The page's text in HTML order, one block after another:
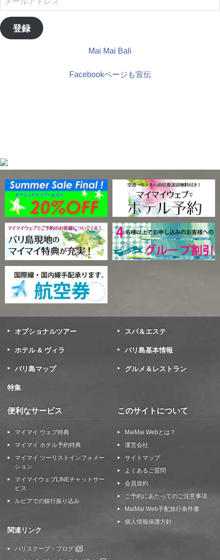
ル
ア
登録
Mai Mai Bali
Facebookページも宣伝
オプショナルツアー スパ＆エステ
ホテル & ヴィラ バリ島基本情報
バリ島マップ グルメ＆レストラン
特集
便利なサービス
マイマイ ウェブ特典
マイマイ ホテル予約特典
マイマイ ツーリストインフォメー
ション
マイマイウェブLINEチャットサー
ビス
ルピアでの銀行振り込み
このサイトについて
MaiMai Webとは？
運営会社
サイトマップ
よくあるご質問
会員規約
ご予約にあたってのご注意事項
MaiMai Web手配旅行条件書
個人情報保護方針
関連リンク
バリスクープ・ブログ